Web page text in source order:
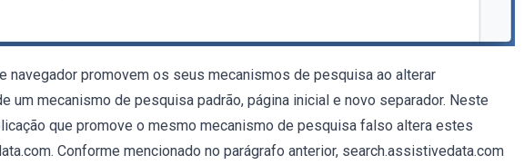
navegador promovem os seus mecanismos de pesquisa ao alterar
um mecanismo de pesquisa padrão, página inicial e novo separador. Neste
que promove o mesmo mecanismo de pesquisa falso altera estes
Conforme mencionado no parágrafo anterior, search.assistivedata.com